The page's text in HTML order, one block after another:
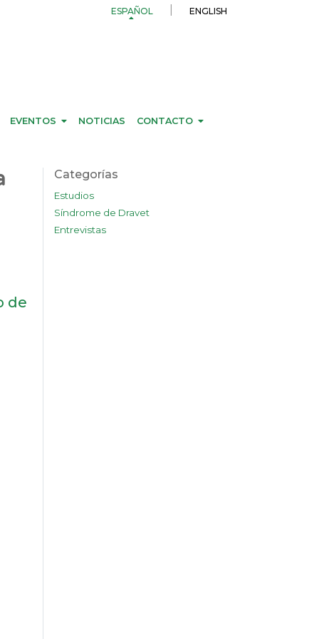
ESPAÑOL ENGLISH
EVENTOS NOTICIAS CONTACTO
de
Categorías
Estudios
Síndrome de Dravet
Entrevistas